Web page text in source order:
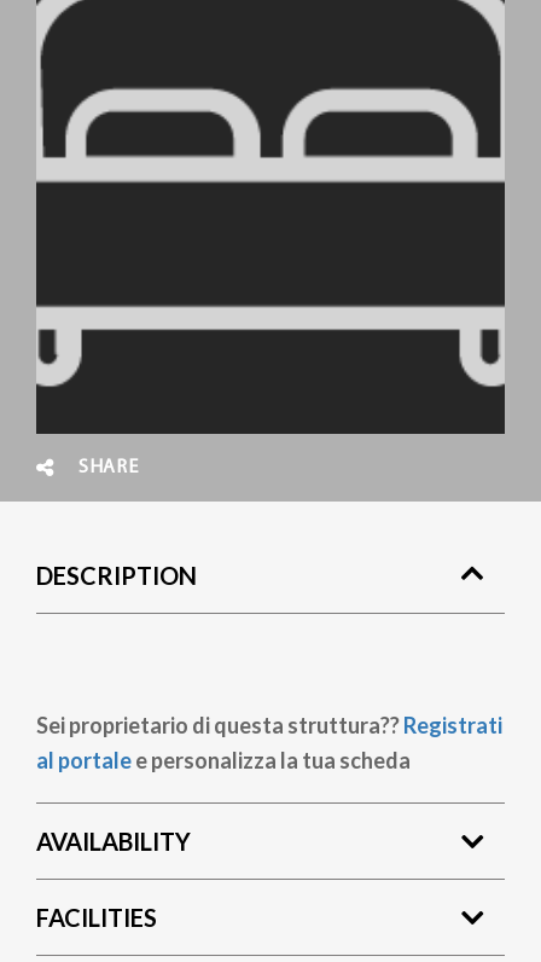
SHARE
DESCRIPTION
Sei proprietario di questa struttura??Registrati
al portalee personalizza la tua scheda
AVAILABILITY
FACILITIES